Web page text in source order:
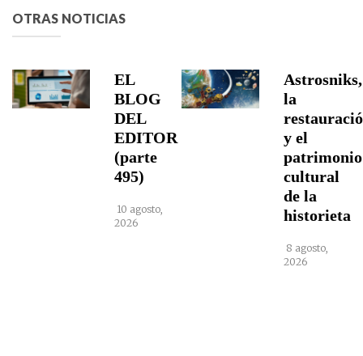
OTRAS NOTICIAS
EL
BLOG
DEL
EDITOR
(parte
495)
10 agosto,
2026
Astrosniks,
la
y el
patrimonio
cultural
de la
historieta
8 agosto,
2026